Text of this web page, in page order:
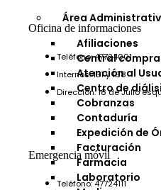
Área
Afiliaciones
Central
Atención al
Centro de
Cobranzas
Contaduría
Expedición de
Facturación
Farmacia
Laboratorio
Oficina de informaciones
Teléfono: 47724001
Internos: 151 y 168
Dirección: 18 de Julio
Emergencia móvil
Teléfono: 47724111